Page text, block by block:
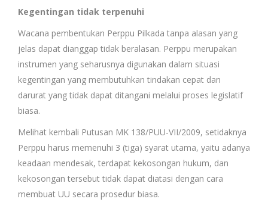
Kegentingan tidak terpenuhi
Wacana pembentukan Perppu Pilkada tanpa alasan yang
jelas dapat dianggap tidak beralasan. Perppu merupakan
instrumen yang seharusnya digunakan dalam situasi
kegentingan yang membutuhkan tindakan cepat dan
darurat yang tidak dapat ditangani melalui proses legislatif
biasa.
Melihat kembali Putusan MK 138/PUU-VII/2009, setidaknya
Perppu harus memenuhi 3 (tiga) syarat utama, yaitu adanya
keadaan mendesak, terdapat kekosongan hukum, dan
kekosongan tersebut tidak dapat diatasi dengan cara
membuat UU secara prosedur biasa.